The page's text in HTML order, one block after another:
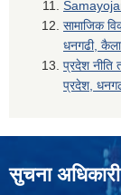
सामाजिक
धनगढी,
प्रदेश नीति
प्रदेश,
सुचना अधिकारी